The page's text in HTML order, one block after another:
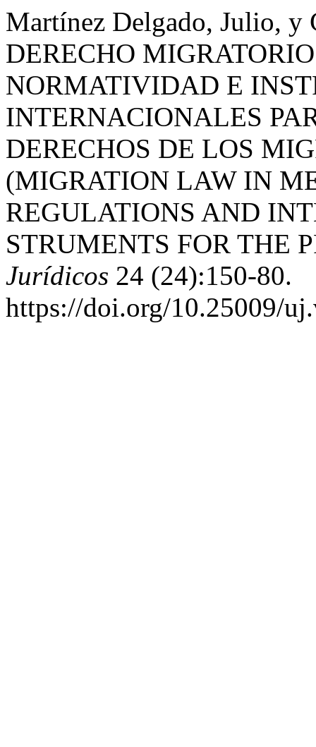
Martínez Delgado, Julio,
DERECHO
NORMATIVIDAD E
INTERNACIONALES
DERECHOS DE LOS
(MIGRATION LAW IN
REGULATIONS AND
STRUMENTS FOR THE
Jurídicos 24 (24):150-80.
https://doi.org/10.25009/